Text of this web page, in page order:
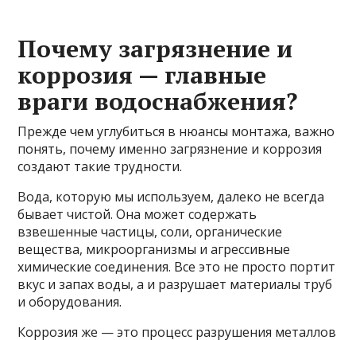
Почему загрязнение и
коррозия — главные
враги водоснабжения?
Прежде чем углубиться в нюансы монтажа, важно
понять, почему именно загрязнение и коррозия
создают такие трудности.
Вода, которую мы используем, далеко не всегда
бывает чистой. Она может содержать
взвешенные частицы, соли, органические
вещества, микроорганизмы и агрессивные
химические соединения. Все это не просто портит
вкус и запах воды, а и разрушает материалы труб
и оборудования.
Коррозия же — это процесс разрушения металлов